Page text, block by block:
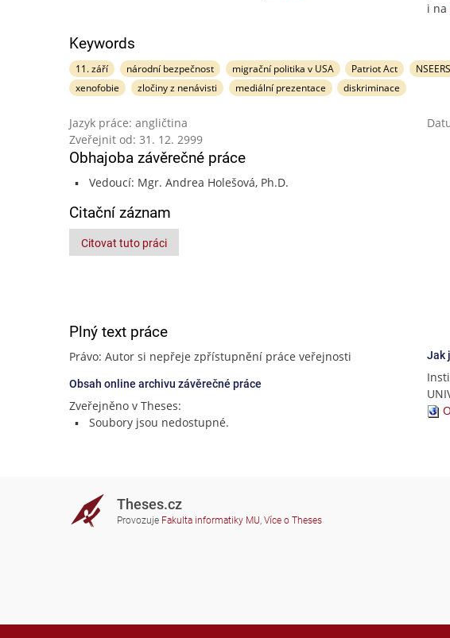
i na
Keywords
11. září národní bezpečnost migrační politika v USA Patriot Act NSEERS
xenofobie
zločiny z nenávisti mediální prezentace diskriminace
Jazyk práce: angličtina
Zveřejnit od: 31. 12. 2999
Obhajoba závěrečné práce
Vedoucí: Mgr. Andrea Holešová, Ph.D.
Citační záznam
Citovat tuto práci
Plný text práce
Právo: Autor si nepřeje zpřístupnění práce veřejnosti
Obsah online archivu závěrečné práce
Zveřejněno v Theses:
Soubory jsou nedostupné.
Jak
Theses.cz
Provozuje Fakulta informatiky MU, Více o Theses